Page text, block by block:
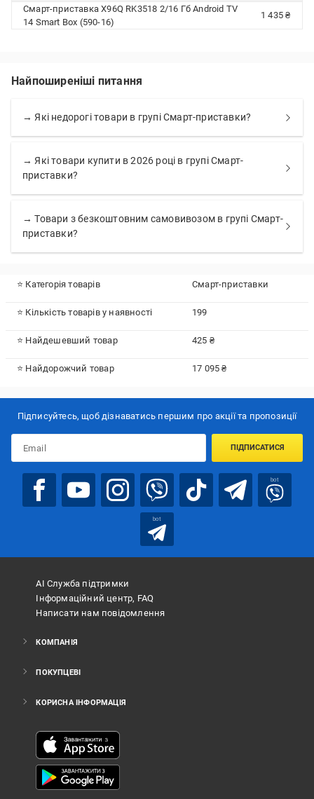
Смарт-приставка X96Q RK3518 2/16 Гб Android TV
14 Smart Box (590-16)
1 435 ₴
Найпоширеніші питання
→ Які недорогі товари в групі Смарт-приставки?
→ Які товари купити в 2026 році в групі Смарт-
приставки?
→ Товари з безкоштовним самовивозом в групі Смарт-
приставки?
⭐ Категорія товарів Смарт-приставки
⭐ Кількість товарів у наявності 199
⭐ Найдешевший товар 425 ₴
⭐ Найдорожчий товар 17 095 ₴
Підписуйтесь, щоб дізнаватись першим про акції та пропозиції
ПІДПИСАТИСЯ
bot
bot
АІ Служба підтримки
Інформаційний центр, FAQ
Написати нам повідомлення
КОМПАНІЯ
ПОКУПЦЕВІ
КОРИСНА ІНФОРМАЦІЯ